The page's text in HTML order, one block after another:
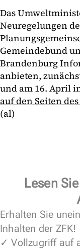
Das
Neuregelungen
Gemeindebund
Brandenburg
anbieten,
und am 16. April
auf den Seiten
(al)
Lesen
Erhalten Sie
Inhalten der ZFK!
✓ Vollzugriff auf